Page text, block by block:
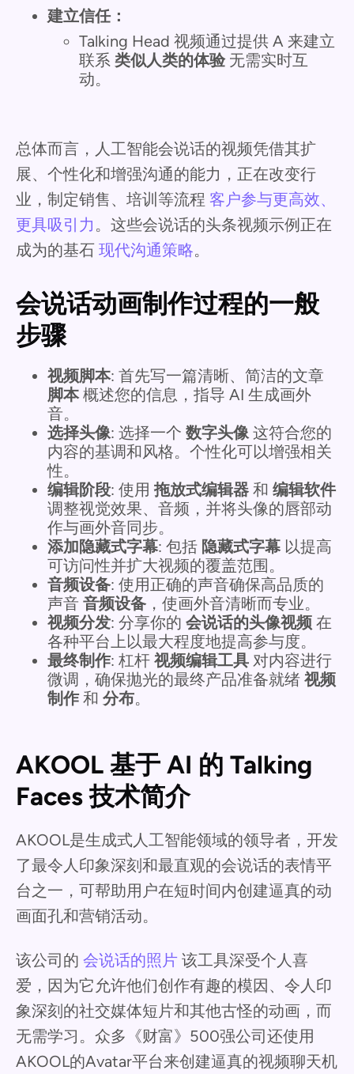
建立信任：
Talking Head 视频通过提供 A 来建立
联系 类似人类的体验无需实时互
动。
总体而言，人工智能会说话的视频凭借其扩
展、个性化和增强沟通的能力，正在改变行
业，制定销售、培训等流程 客户参与更高效、
更具吸引力 。这些会说话的头条视频示例正在
成为的基石 现代沟通策略。
会说话动画制作过程的一般
步骤
视频脚本: 首先写一篇清晰、简洁的文章
脚本概述您的信息，指导 AI 生成画外
音。
选择头像: 选择一个 数字头像这符合您的
内容的基调和风格。个性化可以增强相关
性。
编辑阶段: 使用 拖放式编辑器 和 编辑软件
调整视觉效果、音频，并将头像的唇部动
作与画外音同步。
添加隐藏式字幕: 包括 隐藏式字幕 以提高
可访问性并扩大视频的覆盖范围。
音频设备: 使用正确的声音确保高品质的
声音 音频设备 ，使画外音清晰而专业。
视频分发: 分享你的 会说话的头像视频 在
各种平台上以最大程度地提高参与度。
最终制作: 杠杆 视频编辑工具 对内容进行
微调，确保抛光的最终产品准备就绪 视频
制作和 分布。
AKOOL 基于 AI 的 Talking
Faces 技术简介
AKOOL是生成式人工智能领域的领导者，开发
了最令人印象深刻和最直观的会说话的表情平
台之一，可帮助用户在短时间内创建逼真的动
画面孔和营销活动。
该公司的 会说话的照片 该工具深受个人喜
爱，因为它允许他们创作有趣的模因、令人印
象深刻的社交媒体短片和其他古怪的动画，而
无需学习。众多《财富》500强公司还使用
AKOOL的Avatar平台来创建逼真的视频聊天机